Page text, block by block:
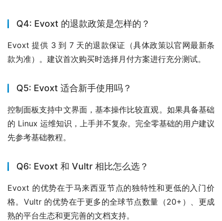
Q4: Evoxt 的退款政策是怎样的？
Evoxt 提供 3 到 7 天的退款保证（具体政策以官网最新条
款为准）。建议首次购买时选择月付方案进行充分测试。
Q5: Evoxt 适合新手使用吗？
控制面板支持中文界面，基本操作比较直观。如果具备基础
的 Linux 运维知识，上手并不复杂。完全零基础的用户建议
先参考基础教程。
Q6: Evoxt 和 Vultr 相比怎么选？
Evoxt 的优势在于马来西亚节点的独特性和更低的入门价
格。Vultr 的优势在于更多的全球节点数量（20+）、更成
熟的平台生态和更完善的文档支持。